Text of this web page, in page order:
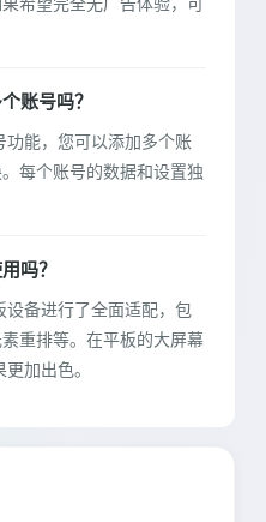
账号吗？
功能，您可以添加多个账
每个账号的数据和设置独
吗？
备进行了全面适配，包
重排等。在平板的大屏幕
加出色。